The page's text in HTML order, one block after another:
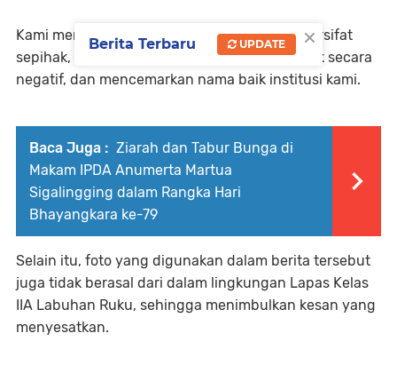
Kami menilai bahwa pemberitaan tersebut bersifat
sepihak, cenderung mengarahkan opini publik secara
negatif, dan mencemarkan nama baik institusi kami.
Baca Juga : Ziarah dan Tabur Bunga di
Makam IPDA Anumerta Martua
Sigalingging dalam Rangka Hari
Bhayangkara ke-79
Selain itu, foto yang digunakan dalam berita tersebut
juga tidak berasal dari dalam lingkungan Lapas Kelas
IIA Labuhan Ruku, sehingga menimbulkan kesan yang
menyesatkan.
×
Berita Terbaru UPDATE